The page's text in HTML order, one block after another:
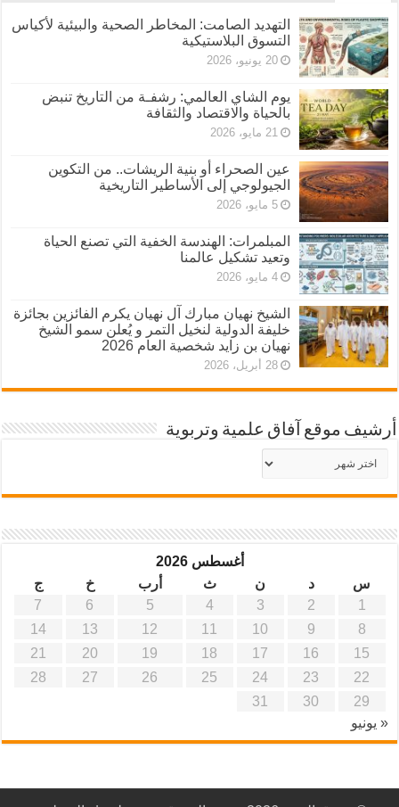
التهديد الصامت: المخاطر الصحية والبيئية لأكياس
التسوق البلاستيكية
20 يونيو، 2026
يوم الشاي العالمي: رشفـة من التاريخ تنبض
بالحياة والاقتصاد والثقافة
21 مايو، 2026
عين الصحراء أو بنية الريشات.. من التكوين
الجيولوجي إلى الأساطير التاريخية
5 مايو، 2026
المبلمرات: الهندسة الخفية التي تصنع الحياة
وتعيد تشكيل عالمنا
4 مايو، 2026
الشيخ نهيان مبارك آل نهيان يكرم الفائزين بجائزة
خليفة الدولية لنخيل التمر و يُعلن سمو الشيخ
نهيان بن زايد شخصية العام 2026
28 أبريل، 2026
أرشيف موقع آفاق علمية وتربوية
أرشيف
موقع
آفاق
أغسطس 2026
س
د ن ث أرب خ
ج
1
2
3
4
5
6
7
8
9
10
11
12
13
14
15
16
17
18
19
20
21
22
23
24
25
26
27
28
29
30
31
« يونيو